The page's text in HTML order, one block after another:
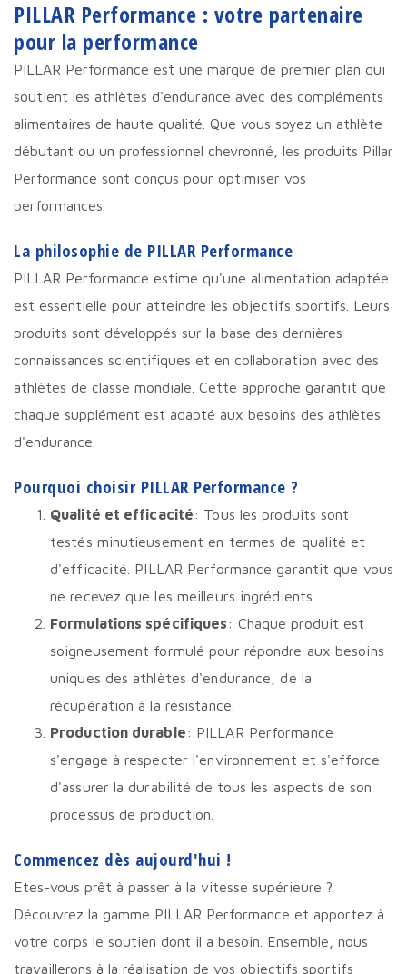
PILLAR Performance : votre partenaire
pour la performance
PILLAR Performance est une marque de premier plan qui
soutient les athlètes d'endurance avec des compléments
alimentaires de haute qualité. Que vous soyez un athlète
débutant ou un professionnel chevronné, les produits Pillar
Performance sont conçus pour optimiser vos
performances.
La philosophie de PILLAR Performance
PILLAR Performance estime qu'une alimentation adaptée
est essentielle pour atteindre les objectifs sportifs. Leurs
produits sont développés sur la base des dernières
connaissances scientifiques et en collaboration avec des
athlètes de classe mondiale. Cette approche garantit que
chaque supplément est adapté aux besoins des athlètes
d'endurance.
Pourquoi choisir PILLAR Performance ?
Qualité et efficacité: Tous les produits sont
testés minutieusement en termes de qualité et
d'efficacité. PILLAR Performance garantit que vous
ne recevez que les meilleurs ingrédients.
Formulations spécifiques: Chaque produit est
soigneusement formulé pour répondre aux besoins
uniques des athlètes d'endurance, de la
récupération à la résistance.
Production durable: PILLAR Performance
s'engage à respecter l'environnement et s'efforce
d'assurer la durabilité de tous les aspects de son
processus de production.
Commencez dès aujourd'hui !
Etes-vous prêt à passer à la vitesse supérieure ?
Découvrez la gamme PILLAR Performance et apportez à
votre corps le soutien dont il a besoin. Ensemble, nous
travaillerons à la réalisation de vos objectifs sportifs